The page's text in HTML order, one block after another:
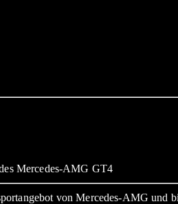
von Mercedes-AMG und